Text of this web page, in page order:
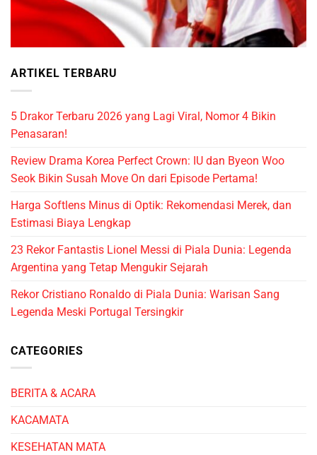
ARTIKEL TERBARU
5 Drakor Terbaru 2026 yang Lagi Viral, Nomor 4 Bikin
Penasaran!
Review Drama Korea Perfect Crown: IU dan Byeon Woo
Seok Bikin Susah Move On dari Episode Pertama!
Harga Softlens Minus di Optik: Rekomendasi Merek, dan
Estimasi Biaya Lengkap
23 Rekor Fantastis Lionel Messi di Piala Dunia: Legenda
Argentina yang Tetap Mengukir Sejarah
Rekor Cristiano Ronaldo di Piala Dunia: Warisan Sang
Legenda Meski Portugal Tersingkir
CATEGORIES
BERITA & ACARA
KACAMATA
KESEHATAN MATA